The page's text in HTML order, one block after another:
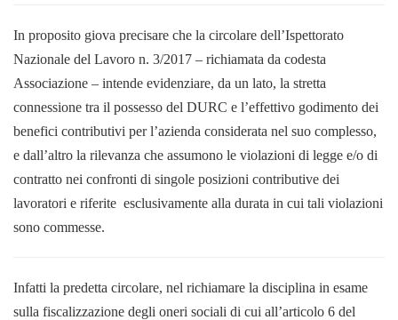
In proposito giova precisare che la circolare dell’Ispettorato
Nazionale del Lavoro n. 3/2017 – richiamata da codesta
Associazione – intende evidenziare, da un lato, la stretta
connessione tra il possesso del DURC e l’effettivo godimento dei
benefici contributivi per l’azienda considerata nel suo complesso,
e dall’altro la rilevanza che assumono le violazioni di legge e/o di
contratto nei confronti di singole posizioni contributive dei
lavoratori e riferite esclusivamente alla durata in cui tali violazioni
sono commesse.
Infatti la predetta circolare, nel richiamare la disciplina in esame
sulla fiscalizzazione degli oneri sociali di cui all’articolo 6 del